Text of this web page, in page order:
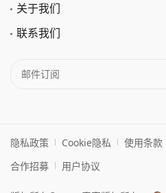
关于我们
联系我们
隐私政策 Cookie隐私 使用条款
合作招募
用户协议